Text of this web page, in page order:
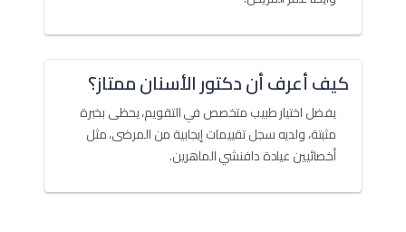
كيف أعرف أن دكتور الأسنان ممتاز؟
يفضل اختيار طبيب متخصص في التقويم، يحظى بخبرة
مثبتة، ولديه سجل تقييمات إيجابية من المرضى، مثل
أخصائيين عيادة دافنشي الماهرين.